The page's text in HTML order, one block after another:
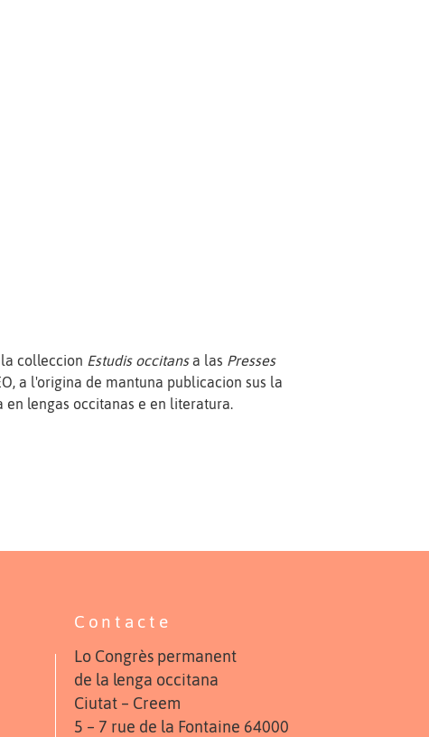
colleccion Estudis occitansa las Presses
a l'origina de mantuna publicacion sus la
lengas occitanas e en literatura.
Contacte
Lo Congrès permanent
de la lenga occitana
Ciutat – Creem
5 – 7 rue de la Fontaine 64000